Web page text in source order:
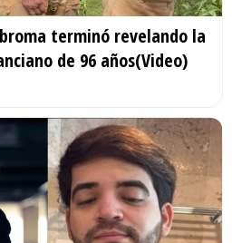
terminó revelando la
de 96 años(Video)